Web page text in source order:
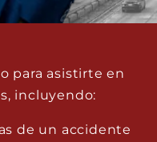
para asistirte en
incluyendo:
de un accidente